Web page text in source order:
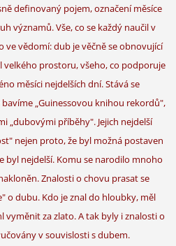
definovaný pojem, označení měsíce
významů. Vše, co se každý naučil v
ve vědomí: dub je věčně se obnovující
prostoru, všeho, co podporuje
měsíci nejdelších dní. Stává se
„Guinessovou knihou rekordů",
„dubovými příběhy". Jejich nejdelší
nejen proto, že byl možná postaven
byl nejdelší. Komu se narodilo mnoho
Znalosti o chovu prasat se
o dubu. Kdo je znal do hloubky, měl
vyměnit za zlato. A tak byly i znalosti o
v souvislosti s dubem.